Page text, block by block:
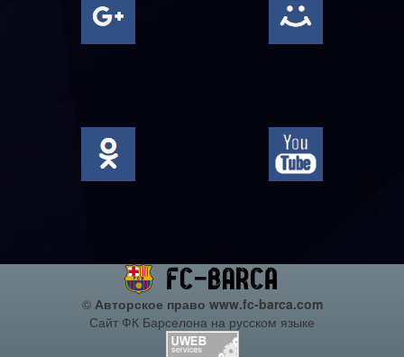
© Авторское право www.fc-barca.com
Сайт ФК Барселона на русском языке